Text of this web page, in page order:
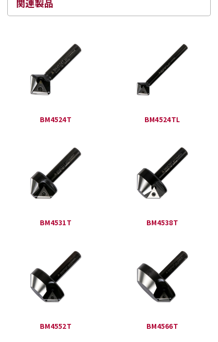
BM4524T BM4524TL
BM4531T BM4538T
BM4552T BM4566T